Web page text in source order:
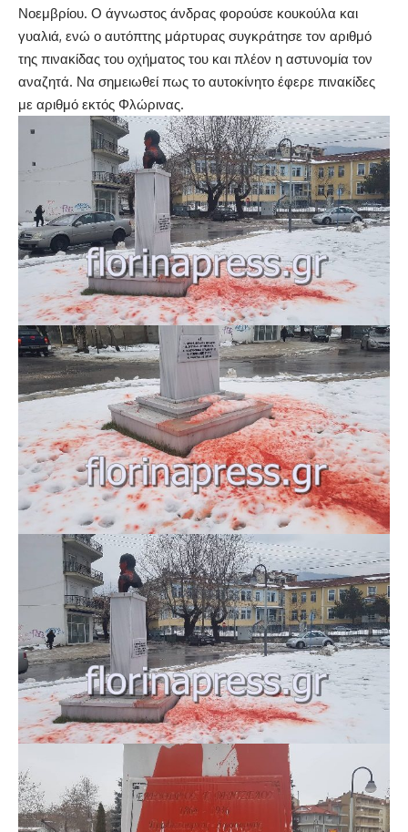
Νοεμβρίου. Ο άγνωστος άνδρας φορούσε κουκούλα και
γυαλιά, ενώ ο αυτόπτης μάρτυρας συγκράτησε τον αριθμό
της πινακίδας του οχήματος του και πλέον η αστυνομία τον
αναζητά. Να σημειωθεί πως το αυτοκίνητο έφερε πινακίδες
με αριθμό εκτός Φλώρινας.